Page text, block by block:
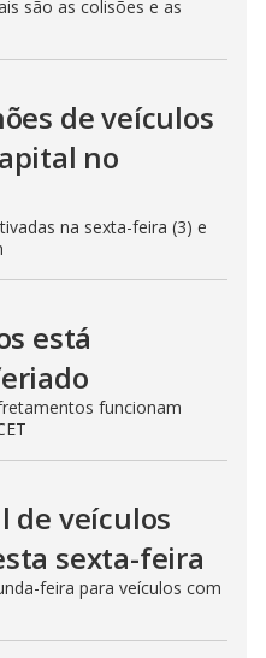
são as colisões e as
de veículos
no
na sexta-feira (3) e
está
funcionam
de veículos
sexta-feira
feira para veículos com